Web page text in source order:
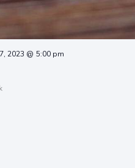
2023 @ 5:00 pm